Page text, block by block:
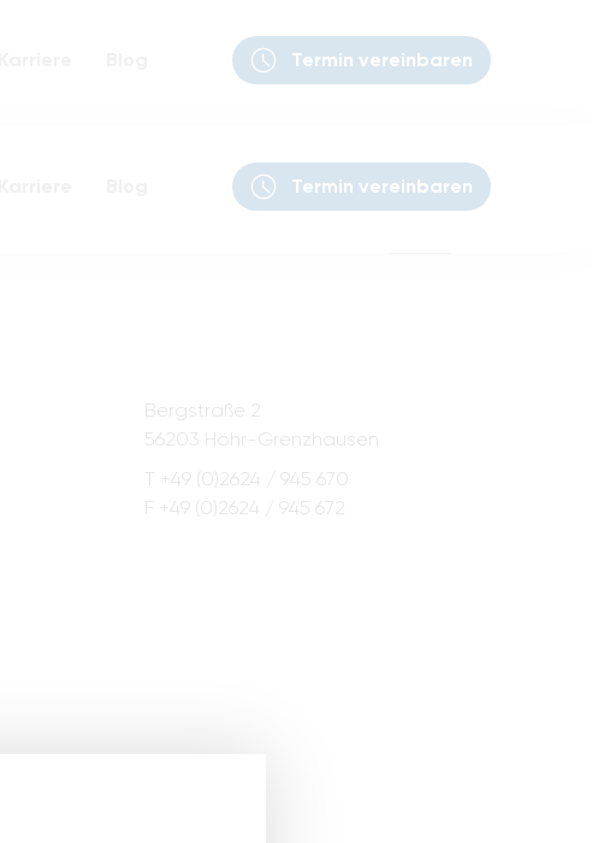
Termin vereinbaren
Termin vereinbaren
Bergstraße 2
56203 Höhr-Grenzhausen
T +49 (0)2624 / 945 670
F +49 (0)2624 / 945 672